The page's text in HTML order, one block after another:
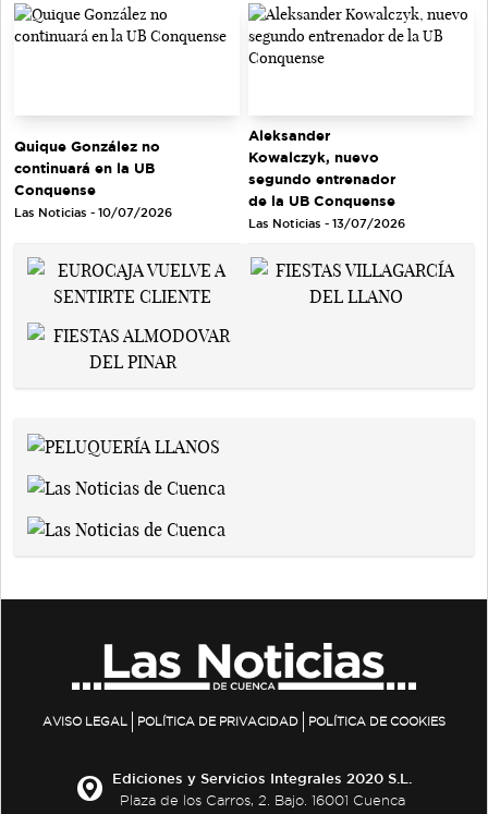
Quique González no
continuará en la UB
Conquense
Las Noticias - 10/07/2026
Aleksander
Kowalczyk, nuevo
segundo entrenador
de la UB Conquense
Las Noticias - 13/07/2026
AVISO LEGAL POLÍTICA DE PRIVACIDAD POLÍTICA DE COOKIES
Ediciones y Servicios Integrales 2020 S.L.
Plaza de los Carros, 2. Bajo. 16001 Cuenca